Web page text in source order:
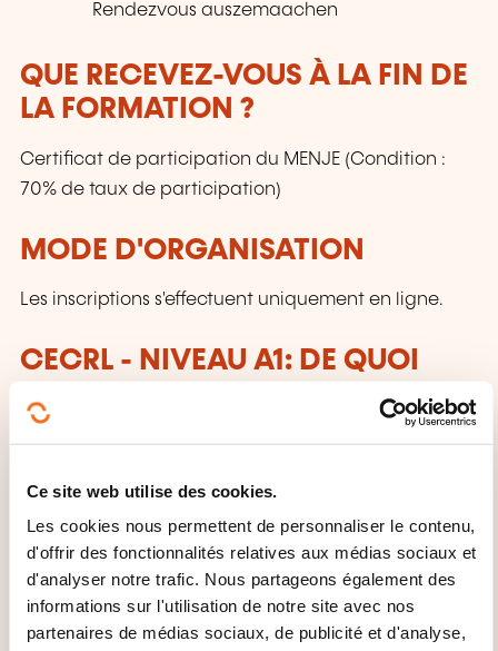
Ce site web utilise des cookies.
Les cookies nous permettent de personnaliser le contenu,
d'offrir des fonctionnalités relatives aux médias sociaux et
d'analyser notre trafic. Nous partageons également des
informations sur l'utilisation de notre site avec nos
partenaires de médias sociaux, de publicité et d'analyse,
Rendezvous auszemaachen
QUE RECEVEZ-VOUS À LA FIN DE
LA FORMATION ?
Certificat de participation du MENJE (Condition :
70% de taux de participation)
MODE D'ORGANISATION
Les inscriptions s'effectuent uniquement en ligne.
CECRL - NIVEAU A1: DE QUOI
PARLE-T-ON?
Toute personne ayant atteint ce niveau:
Peut comprendre et utiliser des expressions
familières et quotidiennes ainsi que des énoncés
très simples qui visent à satisfaire des besoins
concrets.
Peut se présenter ou présenter quelqu'un et
poser à une personne des questions la